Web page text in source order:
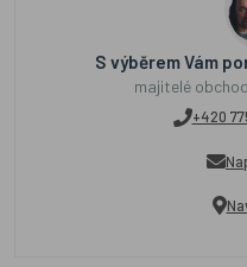
S výběrem Vám
majitelé
+420